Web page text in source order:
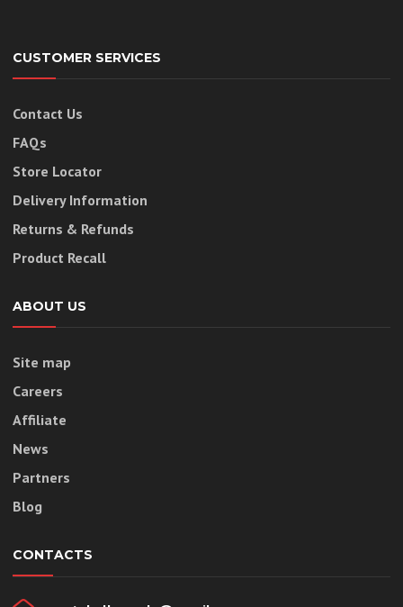
CUSTOMER SERVICES
Contact Us
FAQs
Store Locator
Delivery Information
Returns & Refunds
Product Recall
ABOUT US
Site map
Careers
Affiliate
News
Partners
Blog
CONTACTS